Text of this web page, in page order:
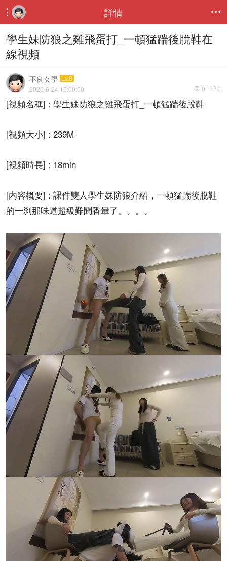
 詳情 
學生妹防狼之雞飛蛋打_一頓猛踹後脫鞋在
線視頻
不良女學 Lv.8
 0  0
2026-6-24 15:00:00
[視頻名稱] : 學生妹防狼之雞飛蛋打_一頓猛踹後脫鞋
[視頻大小] : 239M
[視頻時長] : 18min
[内容概要] : 課件雙人學生妹防狼介紹，一頓猛踹後脫鞋
的一刹那味道超級難聞香暈了。。。。